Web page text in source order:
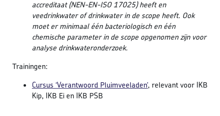
accreditaat (NEN-EN-ISO 17025) heeft en
veedrinkwater of drinkwater in de scope heeft. Ook
moet er minimaal één bacteriologisch en één
chemische parameter in de scope opgenomen zijn voor
analyse drinkwateronderzoek.
Trainingen:
Cursus ‘Verantwoord Pluimveeladen’, relevant voor IKB
Kip, IKB Ei en IKB PSB